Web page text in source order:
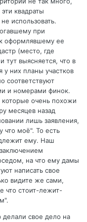
квадраты
использовать.
при
оформлявшему ее
(место, где
тут выясняется, что в
них планы участков
соответствуют
и номерами финок.
которые очень похожи
месяцев назад
лишь заявления,
что моё". То есть
ему. Наш
на что ему дамы
написать свое
видите же сами,
что стоит-лежит-
делали свое дело на